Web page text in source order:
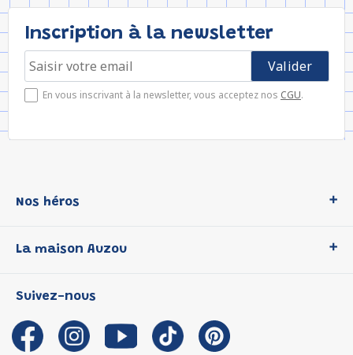
Inscription à la newsletter
En vous inscrivant à la newsletter, vous acceptez nos CGU.
Nos héros
P'tit Loup
Les Influenceuses
Migali
Petite Taupe
La maison Auzou
Notre histoire
Auzou s'engage
Auteurs et illustrateurs Auzou
Suivez-nous